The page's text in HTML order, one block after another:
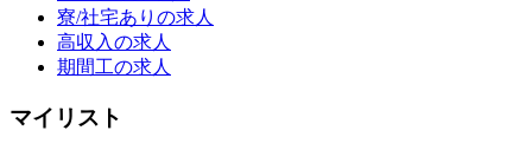
寮/社宅ありの求人
高収入の求人
期間工の求人
マイリスト